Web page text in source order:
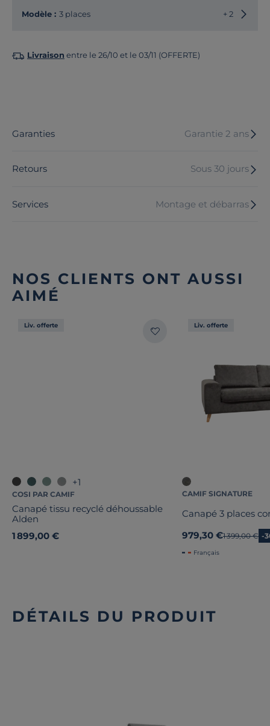
Modèle : 3 places + 2
Livraison entre le 26/10 et le 03/11 (OFFERTE)
Garanties Garantie 2 ans
Retours Sous 30 jours
Services Montage et débarras
NOS CLIENTS ONT AUSSI
AIMÉ
Liv. offerte
+1
COSI PAR CAMIF
Canapé tissu recyclé déhoussable
Alden
1 899,00 €
Liv. offerte
CAMIF SIGNATURE
Canapé 3 places
979,30 €Ancien prix
1 399,00 € -
Français
DÉTAILS DU PRODUIT